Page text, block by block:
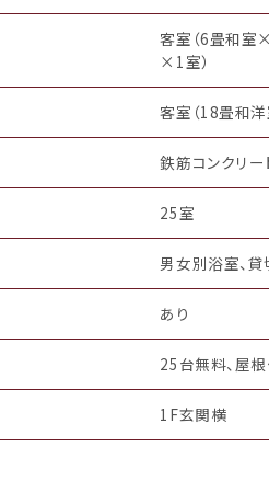
客室（6畳和室
×1室）
客室（18畳和洋
鉄筋コンクリー
25室
男女別浴室、貸
あり
25台無料、屋
1F玄関横